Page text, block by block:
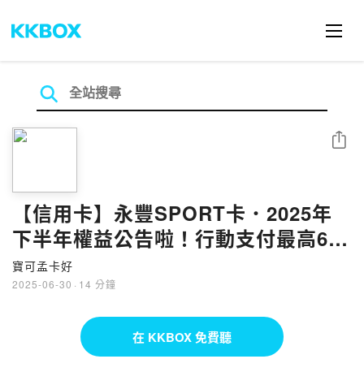
【信用卡】永豐SPORT卡．2025年
下半年權益公告啦！行動支付最高6%
回饋，續用至年底！｜寶可孟卡好
S21EP56
寶可孟卡好
2025-06-30 · 14 分鐘
分享
在 KKBOX 免費聽